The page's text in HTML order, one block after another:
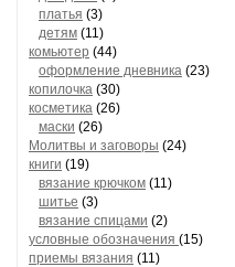
платья (3)
детям (11)
комьютер (44)
оформление дневника (23)
копилочка (30)
косметика (26)
маски (26)
Молитвы и заговоры (24)
книги (19)
вязание крючком (11)
шитье (3)
вязание спицами (2)
условные обозначения (15)
приемы вязания (11)